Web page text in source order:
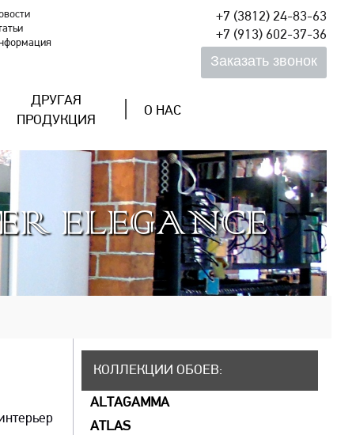
+7 (3812) 24-83-63
+7 (913) 602-37-36
ДРУГАЯ
ПРОДУКЦИЯ
О НАС
ELEGANCE
КОЛЛЕКЦИИ ОБОЕВ:
ALTAGAMMA
ATLAS